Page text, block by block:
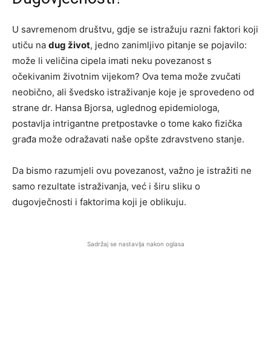
U savremenom društvu, gdje se istražuju razni faktori koji
utiču na dug život, jedno zanimljivo pitanje se pojavilo:
može li veličina cipela imati neku povezanost s
očekivanim životnim vijekom? Ova tema može zvučati
neobično, ali švedsko istraživanje koje je sprovedeno od
strane dr. Hansa Bjorsa, uglednog epidemiologa,
postavlja intrigantne pretpostavke o tome kako fizička
građa može odražavati naše opšte zdravstveno stanje.
Da bismo razumjeli ovu povezanost, važno je istražiti ne
samo rezultate istraživanja, već i širu sliku o
dugovječnosti i faktorima koji je oblikuju.
Sadržaj se nastavlja nakon oglasa